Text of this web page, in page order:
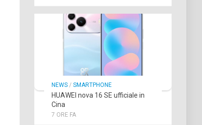
NEWS / SMARTPHONE
HUAWEI nova 16 SE ufficiale in
Cina
7 ORE FA